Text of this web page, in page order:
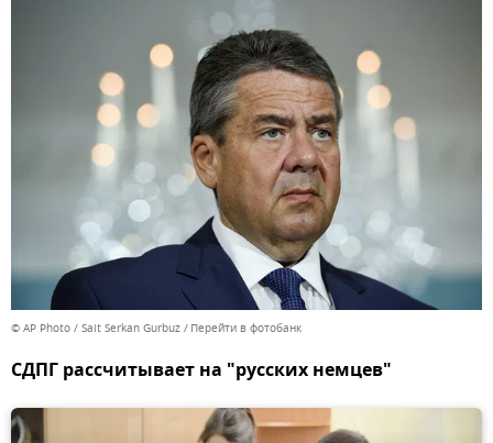
© AP Photo / Sait Serkan Gurbuz Перейти в фотобанк
СДПГ рассчитывает на "русских немцев"